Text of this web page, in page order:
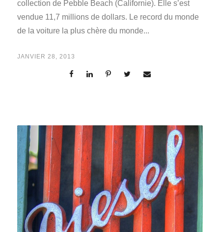
collection de Pebble Beach (Californie). Elle s’est
vendue 11,7 millions de dollars. Le record du monde
de la voiture la plus chère du monde...
JANVIER 28, 2013